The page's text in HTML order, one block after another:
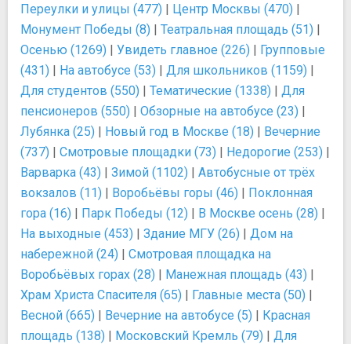
Переулки и улицы (477) | Центр Москвы (470) |
Монумент Победы (8) | Театральная площадь (51) |
Осенью (1269) | Увидеть главное (226) | Групповые
(431) | На автобусе (53) | Для школьников (1159) |
Для студентов (550) | Тематические (1338) | Для
пенсионеров (550) | Обзорные на автобусе (23) |
Лубянка (25) | Новый год в Москве (18) | Вечерние
(737) | Смотровые площадки (73) | Недорогие (253) |
Варварка (43) | Зимой (1102) | Автобусные от трёх
вокзалов (11) | Воробьёвы горы (46) | Поклонная
гора (16) | Парк Победы (12) | В Москве осень (28) |
На выходные (453) | Здание МГУ (26) | Дом на
набережной (24) | Смотровая площадка на
Воробьёвых горах (28) | Манежная площадь (43) |
Храм Христа Спасителя (65) | Главные места (50) |
Весной (665) | Вечерние на автобусе (5) | Красная
площадь (138) | Московский Кремль (79) | Для